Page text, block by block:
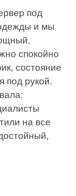
под
и мы
спокойно
состояние
под рукой.
на все